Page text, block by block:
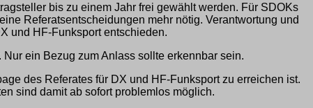
bis zu einem Jahr frei gewählt werden. Für SDOKs
Referatsentscheidungen mehr nötig. Verantwortung und
und HF-Funksport entschieden.
ein Bezug zum Anlass sollte erkennbar sein.
des Referates für DX und HF-Funksport zu erreichen ist.
sind damit ab sofort problemlos möglich.